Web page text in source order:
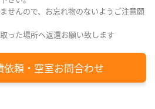
せんので、お忘れ物のないようご注意願
った場所へ返還お願い致します
依頼・空室お問合わせ